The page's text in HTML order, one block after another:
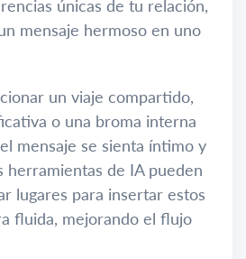
únicas de tu relación,
mensaje hermoso en uno
un viaje compartido,
o una broma interna
mensaje se sienta íntimo y
herramientas de IA pueden
lugares para insertar estos
fluida, mejorando el flujo